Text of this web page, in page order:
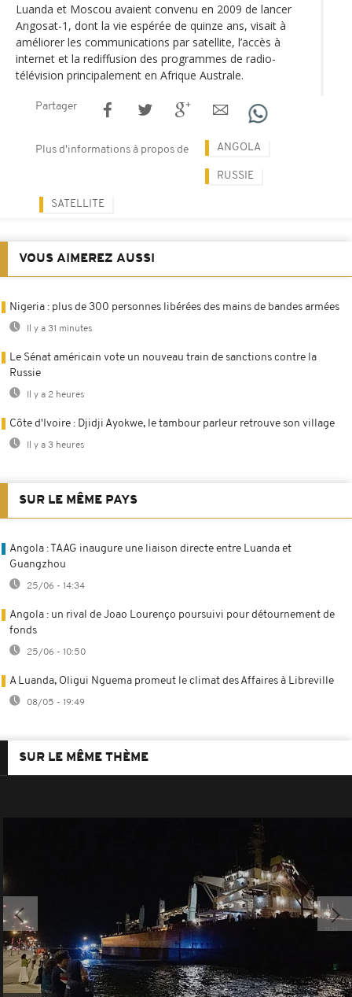
Luanda et Moscou avaient convenu en 2009 de lancer
Angosat-1, dont la vie espérée de quinze ans, visait à
améliorer les communications par satellite, l’accès à
internet et la rediffusion des programmes de radio-
télévision principalement en Afrique Australe.
Partager
Plus d'informations à propos de ANGOLA
RUSSIE
SATELLITE
VOUS AIMEREZ AUSSI
Nigeria : plus de 300 personnes libérées des mains de bandes armées
Il y a 31 minutes
Le Sénat américain vote un nouveau train de sanctions contre la
Russie
Il y a 2 heures
Côte d'Ivoire : Djidji Ayokwe, le tambour parleur retrouve son village
Il y a 3 heures
SUR LE MÊME PAYS
Angola : TAAG inaugure une liaison directe entre Luanda et
Guangzhou
25/06 - 14:34
Angola : un rival de Joao Lourenço poursuivi pour détournement de
fonds
25/06 - 10:50
A Luanda, Oligui Nguema promeut le climat des Affaires à Libreville
08/05 - 19:49
SUR LE MÊME THÈME